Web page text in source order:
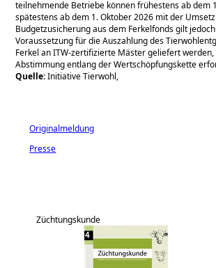
teilnehmende Betriebe können frühestens ab dem
spätestens ab dem 1. Oktober 2026 mit der
Budgetzusicherung aus dem Ferkelfonds gilt
Voraussetzung für die Auszahlung des
Ferkel an ITW-zertifizierte Mäster geliefert werden,
Abstimmung entlang der Wertschöpfungskette
Quelle:Initiative Tierwohl,
Originalmeldung
Presse
Züchtungskunde